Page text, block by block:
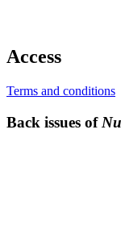
Access
Terms and conditions
Back issues of